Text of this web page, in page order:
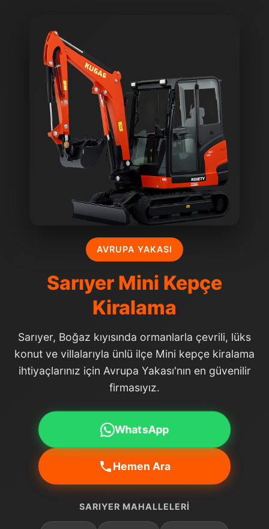
AVRUPA YAKASI
Sarıyer Mini Kepçe
Kiralama
Sarıyer, Boğaz kıyısında ormanlarla çevrili, lüks
konut ve villalarıyla ünlü ilçe Mini kepçe kiralama
ihtiyaçlarınız için Avrupa Yakası'nın en güvenilir
firmasıyız.
WhatsApp
Hemen Ara
SARIYER MAHALLELERI